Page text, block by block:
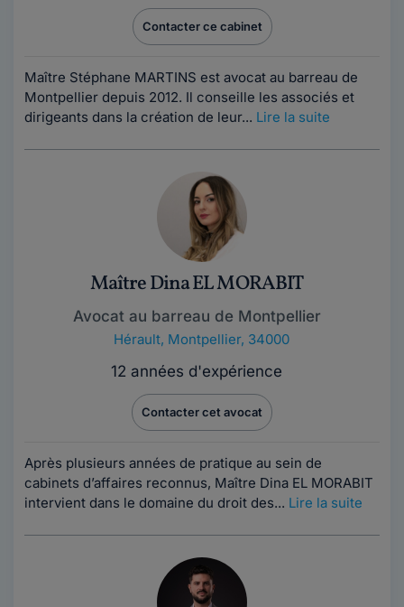
Contacter ce cabinet
Maître Stéphane MARTINS est avocat au barreau de
Montpellier depuis 2012. Il conseille les associés et
dirigeants dans la création de leur... Lire la suite
Maître Dina EL MORABIT
Avocat au barreau de Montpellier
Hérault, Montpellier, 34000
12 années d'expérience
Contacter cet avocat
Après plusieurs années de pratique au sein de
cabinets d’affaires reconnus, Maître Dina EL MORABIT
intervient dans le domaine du droit des... Lire la suite